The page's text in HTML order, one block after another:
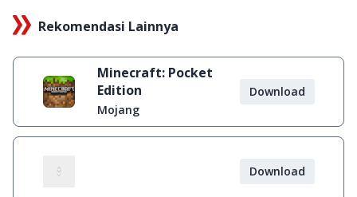
Rekomendasi Lainnya
Minecraft: Pocket
Edition
Mojang
Download
Download